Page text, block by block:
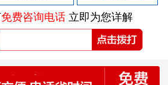
2026-07-30
因 2026-07-28
2026-07-28
2026-07-28
免费咨询电话立即为您详解